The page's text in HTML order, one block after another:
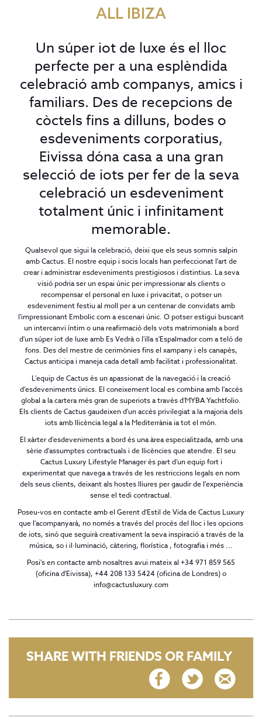
ALL IBIZA
Un súper iot de luxe és el lloc
perfecte per a una esplèndida
celebració amb companys, amics i
familiars. Des de recepcions de
còctels fins a dilluns, bodes o
esdeveniments corporatius,
Eivissa dóna casa a una gran
selecció de iots per fer de la seva
celebració un esdeveniment
totalment únic i infinitament
memorable.
Qualsevol que sigui la celebració, deixi que els seus somnis salpin
amb Cactus. El nostre equip i socis locals han perfeccionat l'art de
crear i administrar esdeveniments prestigiosos i distintius. La seva
visió podria ser un espai únic per impressionar als clients o
recompensar el personal en luxe i privacitat, o potser un
esdeveniment festiu al moll per a un centenar de convidats amb
l'impressionant Embolic com a escenari únic. O potser estigui buscant
un intercanvi íntim o una reafirmació dels vots matrimonials a bord
d'un súper iot de luxe amb Es Vedrà o l'illa s'Espalmador com a teló de
fons. Des del mestre de cerimònies fins el xampany i els canapès,
Cactus anticipa i maneja cada detall amb facilitat i professionalitat.
L'equip de Cactus és un apassionat de la navegació i la creació
d'esdeveniments únics. El coneixement local es combina amb l'accés
global a la cartera més gran de superiots a través d'MYBA Yachtfolio.
Els clients de Cactus gaudeixen d'un accés privilegiat a la majoria dels
iots amb llicència legal a la Mediterrània ia tot el món.
El xàrter d'esdeveniments a bord és una àrea especialitzada, amb una
sèrie d'assumptes contractuals i de llicències que atendre. El seu
Cactus Luxury Lifestyle Manager és part d'un equip fort i
experimentat que navega a través de les restriccions legals en nom
dels seus clients, deixant als hostes lliures per gaudir de l'experiència
sense el tedi contractual.
Poseu-vos en contacte amb el Gerent d'Estil de Vida de Cactus Luxury
que l'acompanyarà, no només a través del procés del lloc i les opcions
de iots, sinó que seguirà creativament la seva inspiració a través de la
música, so i il·luminació, càtering, florística , fotografia i més ...
Posi's en contacte amb nosaltres avui mateix al +34 971 859 565
(oficina d'Eivissa), +44 208 133 5424 (oficina de Londres) o
info@cactusluxury.com
SHARE WITH FRIENDS OR FAMILY